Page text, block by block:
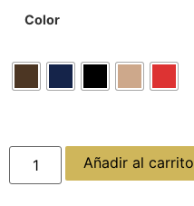
Color
Añadir al carrito